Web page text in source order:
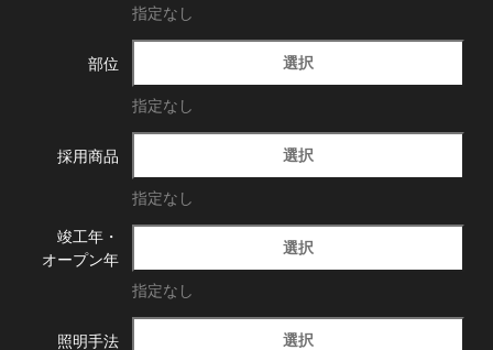
指定なし
部位 選択
指定なし
採用商品 選択
指定なし
竣工年・
オープン年
選択
指定なし
照明手法 選択